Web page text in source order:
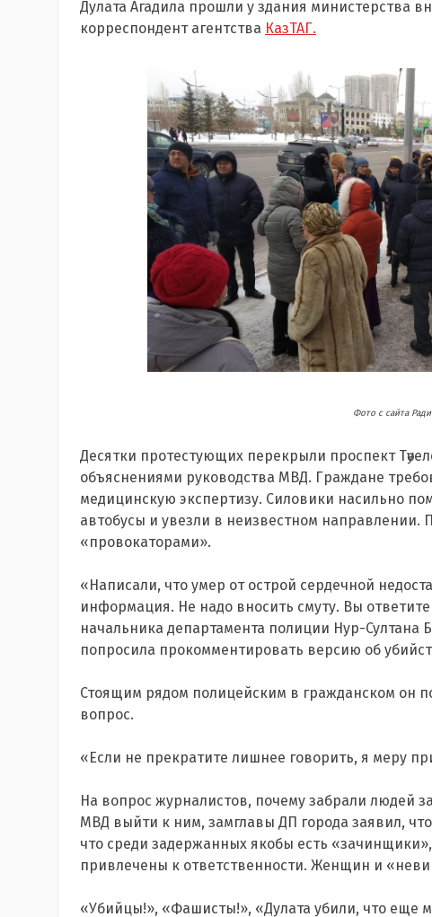
Дулата Агадила прошли у здания министерства
корреспондент агентства КазТАГ.
Фото с сайта
Десятки протестующих перекрыли проспект
объяснениями руководства МВД. Граждане
медицинскую экспертизу. Силовики насильно
автобусы и увезли в неизвестном
«провокаторами».
«Написали, что умер от острой сердечной
информация. Не надо вносить смуту. Вы
начальника департамента полиции Нур-
попросила прокомментировать версию об
Стоящим рядом полицейским в гражданском он
вопрос.
«Если не прекратите лишнее говорить, я меру
На вопрос журналистов, почему забрали людей
МВД выйти к ним, замглавы ДП города заявил,
что среди задержанных якобы есть
привлечены к ответственности. Женщин и
«Убийцы!», «Фашисты!», «Дулата убили, что еще